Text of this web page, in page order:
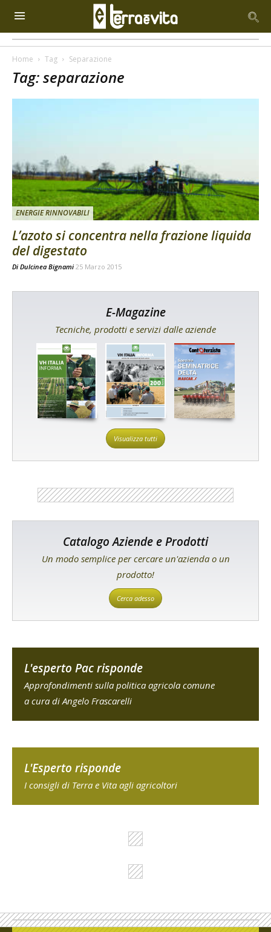
Home Tag Separazione
Tag: separazione
ENERGIE RINNOVABILI
L’azoto si concentra nella frazione liquida
del digestato
Di Dulcinea Bignami 25 Marzo 2015
E-Magazine
Tecniche, prodotti e servizi dalle aziende
Visualizza tutti
Catalogo Aziende e Prodotti
Un modo semplice per cercare un'azienda o un
prodotto!
Cerca adesso
L'esperto Pac risponde
Approfondimenti sulla politica agricola comune
a cura di Angelo Frascarelli
L'Esperto risponde
I consigli di Terra e Vita agli agricoltori